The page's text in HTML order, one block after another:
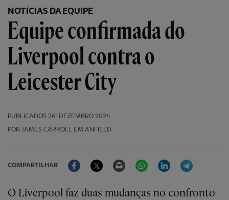
NOTÍCIAS DA EQUIPE
Equipe confirmada do
Liverpool contra o
Leicester City
PUBLICADOS 26º DEZEMBRO 2024
POR JAMES CARROLL EM ANFIELD
COMPARTILHAR
FacebookTwitter Email WhatsAppLinkedIn
O Liverpool faz duas mudanças no confronto